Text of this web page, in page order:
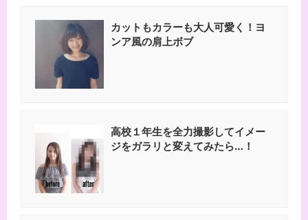
カットもカラーも大人可愛く！ヨ
ンア風の肩上ボブ
高校１年生を全力撮影してイメー
ジをガラリと変えてみたら…！